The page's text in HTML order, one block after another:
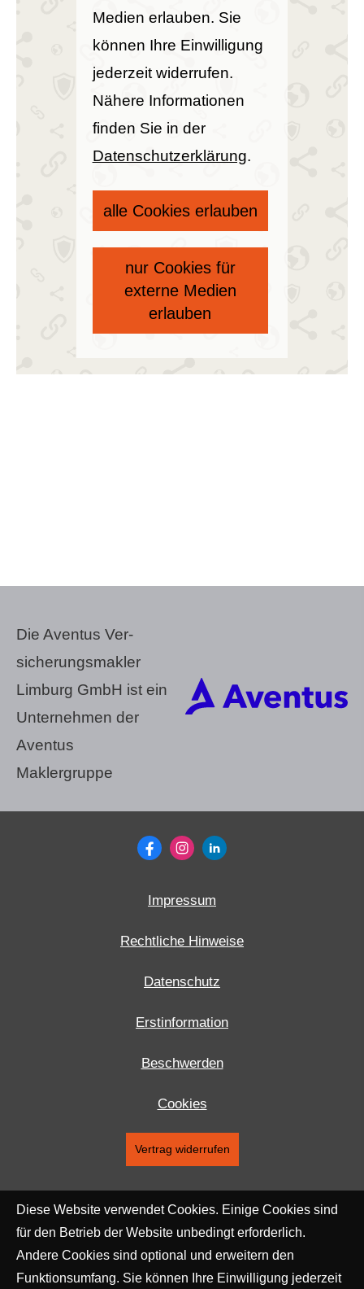
Medien erlauben. Sie
können Ihre Einwilligung
jederzeit widerrufen.
Nähere Informationen
finden Sie in der
Datenschutzerklärung.
alle Cookies erlauben
nur Cookies für
externe Medien
erlauben
Die Aventus Ver­
sicherungs­makler
Limburg GmbH ist ein
Unternehmen der
Aventus
Maklergruppe
Impressum
Rechtliche Hinweise
Datenschutz
Erstinformation
Beschwerden
Cookies
Vertrag widerrufen
Diese Website verwendet Cookies. Einige Cookies sind
für den Betrieb der Website unbedingt erforderlich.
Andere Cookies sind optional und erweitern den
Funktionsumfang. Sie können Ihre Einwilligung jederzeit